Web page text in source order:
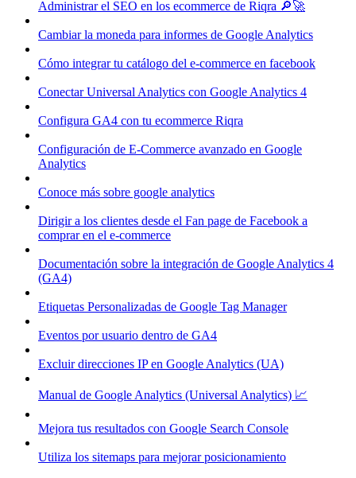
Administrar el SEO en los ecommerce de Riqra 🔎🚀
Cambiar la moneda para informes de Google Analytics
Cómo integrar tu catálogo del e-commerce en facebook
Conectar Universal Analytics con Google Analytics 4
Configura GA4 con tu ecommerce Riqra
Configuración de E-Commerce avanzado en Google
Analytics
Conoce más sobre google analytics
Dirigir a los clientes desde el Fan page de Facebook a
comprar en el e-commerce
Documentación sobre la integración de Google Analytics 4
(GA4)
Etiquetas Personalizadas de Google Tag Manager
Eventos por usuario dentro de GA4
Excluir direcciones IP en Google Analytics (UA)
Manual de Google Analytics (Universal Analytics) 📈
Mejora tus resultados con Google Search Console
Utiliza los sitemaps para mejorar posicionamiento